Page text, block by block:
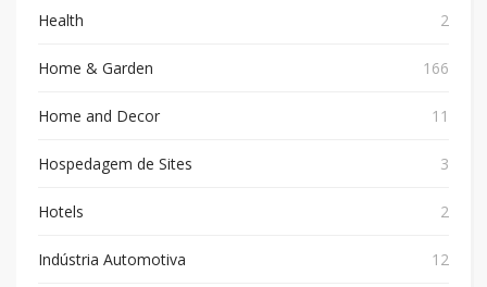
Health 2
Home & Garden 166
Home and Decor 11
Hospedagem de Sites 3
Hotels 2
Indústria Automotiva 12